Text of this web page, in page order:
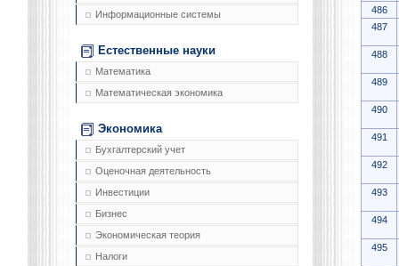
Информационные системы
Естественные науки
Математика
Математическая экономика
Экономика
Бухгалтерский учет
Оценочная деятельность
Инвестиции
Бизнес
Экономическая теория
Налоги
486
487
488
489
490
491
492
493
494
495